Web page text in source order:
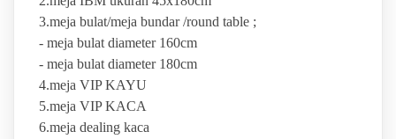
3.meja bulat/meja bundar /round table ;
- meja bulat diameter 160cm
- meja bulat diameter 180cm
4.meja VIP KAYU
5.meja VIP KACA
6.meja dealing kaca